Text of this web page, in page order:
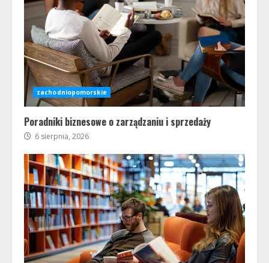
zachodniopomorskie
Poradniki biznesowe o zarządzaniu i sprzedaży
6 sierpnia, 2026